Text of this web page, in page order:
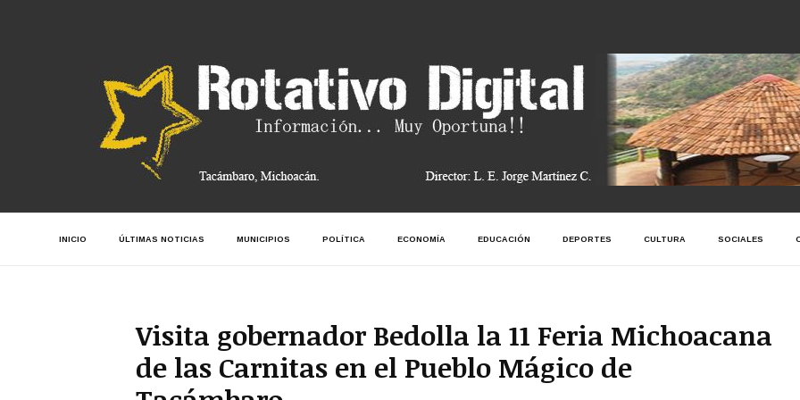
INICIO ÚLTIMAS NOTICIAS MUNICIPIOS POLÍTICA ECONOMÍA EDUCACIÓN DEPORTES CULTURA SOCIALES
Visita gobernador Bedolla la 11 Feria Michoacana
de las Carnitas en el Pueblo Mágico de